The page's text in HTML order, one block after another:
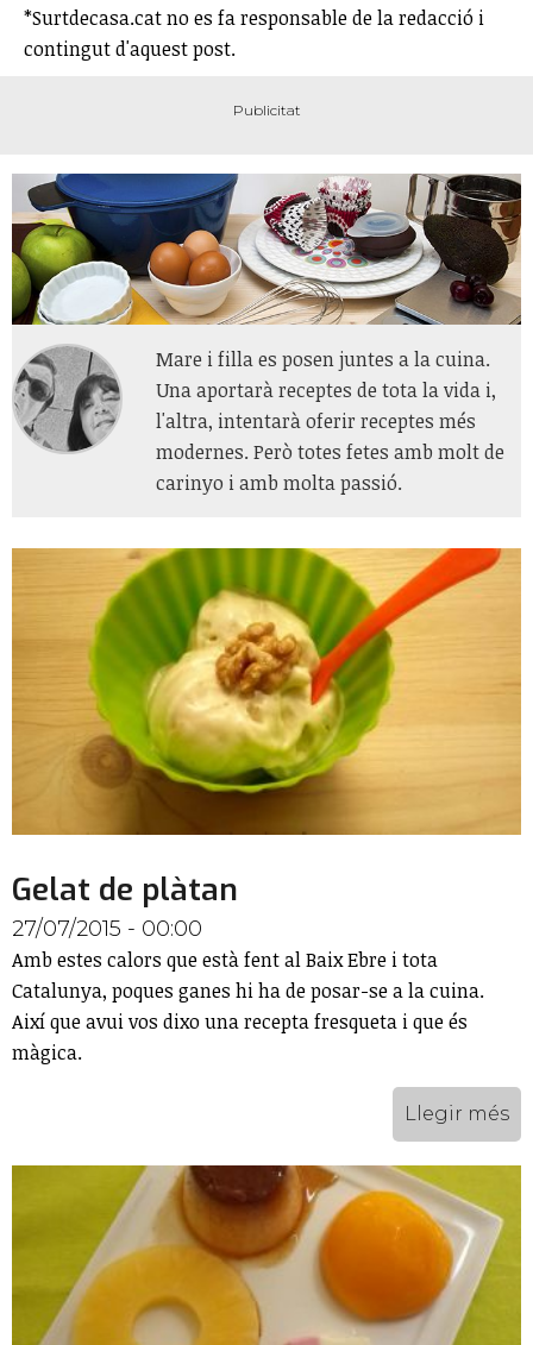
*Surtdecasa.cat no es fa responsable de la redacció i
contingut d'aquest post.
Mare i filla es posen juntes a la cuina.
Una aportarà receptes de tota la vida i,
l'altra, intentarà oferir receptes més
modernes. Però totes fetes amb molt de
carinyo i amb molta passió.
Gelat de plàtan
27/07/2015 - 00:00
Amb estes calors que està fent al Baix Ebre i tota
Catalunya, poques ganes hi ha de posar-se a la cuina.
Així que avui vos dixo una recepta fresqueta i que és
màgica.
Llegir més